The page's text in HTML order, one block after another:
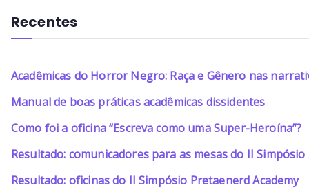
Recentes
Acadêmicas do Horror Negro: Raça e Gênero nas
Manual de boas práticas acadêmicas dissidentes
Como foi a oficina “Escreva como uma Super-Heroína”?
Resultado: comunicadores para as mesas do II
Resultado: oficinas do II Simpósio Pretaenerd Academy